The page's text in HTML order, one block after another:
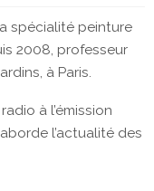
spécialité peinture
2008, professeur
à Paris.
à l’émission
l’actualité des